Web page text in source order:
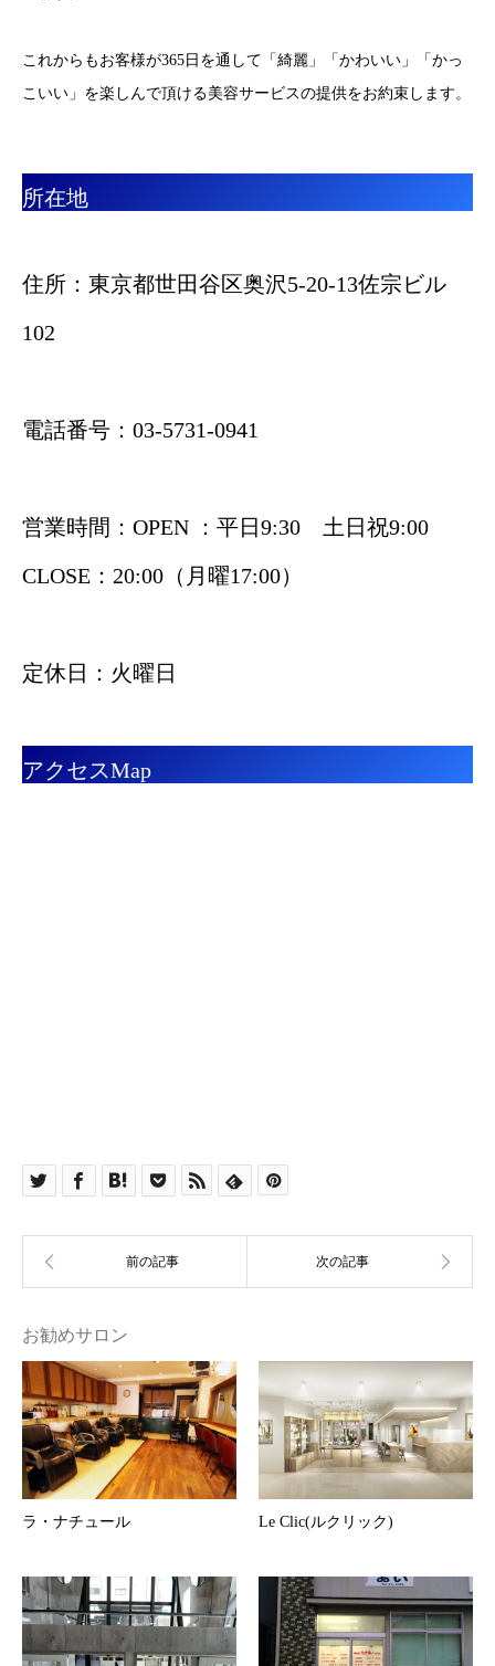
こいい」を楽しんで頂ける美容サービスの提供をお約束します。
102
CLOSE：20:00（月曜17:00）
ラ・ナチュール Le Clic(ルクリック)